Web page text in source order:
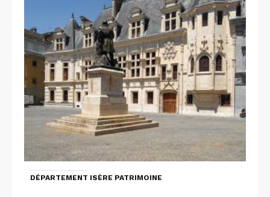
DÉPARTEMENT ISÈRE PATRIMOINE